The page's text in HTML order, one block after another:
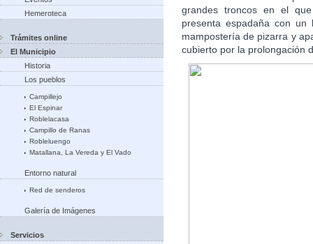
Hemeroteca
Trámites online
El Municipio
Historia
Los pueblos
Campillejo
El Espinar
Roblelacasa
Campillo de Ranas
Robleluengo
Matallana, La Vereda y El Vado
Entorno natural
Red de senderos
Galería de Imágenes
Servicios
grandes troncos en el
presenta espadaña con un
mampostería de pizarra y
cubierto por la prolongación